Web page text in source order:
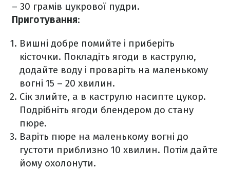
– 30 грамів цукрової пудри.
Приготування:
Вишні добре помийте і приберіть
кісточки. Покладіть ягоди в каструлю,
додайте воду і проваріть на маленькому
вогні 15 – 20 хвилин.
Сік злийте, а в каструлю насипте цукор.
Подрібніть ягоди блендером до стану
пюре.
Варіть пюре на маленькому вогні до
густоти приблизно 10 хвилин. Потім дайте
йому охолонути.